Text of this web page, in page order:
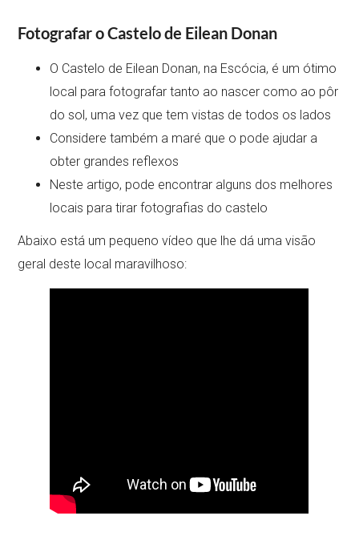
Fotografar o Castelo de Eilean Donan
O Castelo de Eilean Donan, na Escócia, é um ótimo
local para fotografar tanto ao nascer como ao pôr
do sol, uma vez que tem vistas de todos os lados
Considere também a maré que o pode ajudar a
obter grandes reflexos
Neste artigo, pode encontrar alguns dos melhores
locais para tirar fotografias do castelo
Abaixo está um pequeno vídeo que lhe dá uma visão
geral deste local maravilhoso: